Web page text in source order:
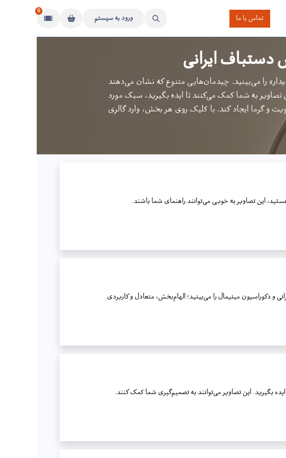
تماس با ما ورود به سیستم
0
دستباف ایرانی
را می‌بینید. چیدمان‌هایی متنوع که نشان می‌دهند
به شما کمک می‌کنند تا ایده بگیرید، سبک مورد
و گرما ایجاد کند. با کلیک روی هر بخش، وارد گالری‌
این تصاویر به خوبی می‌توانند راهنمای شما باشند.
و دکوراسیون مینیمال را می‌بینید؛ الهام‌بخش، متعادل و کاربردی.
ایده‌ بگیرید.این تصاویر می‌توانند به تصمیم‌گیری شما کمک کنند.